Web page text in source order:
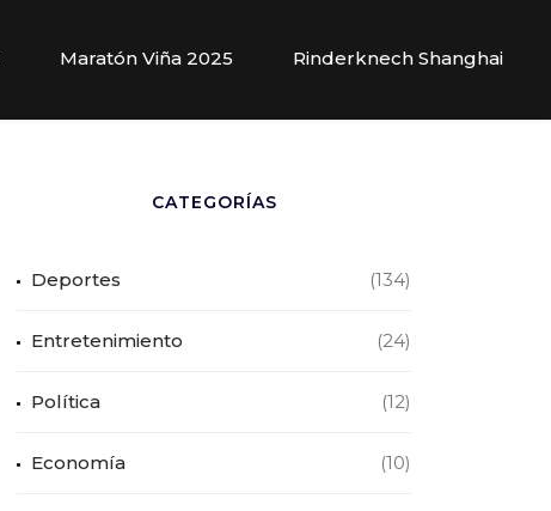
Maratón Viña 2025 Rinderknech Shanghai
CATEGORÍAS
Deportes (134)
Entretenimiento (24)
Política (12)
Economía (10)